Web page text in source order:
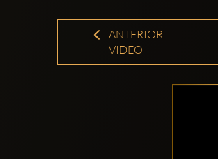
ANTERIOR
VIDEO